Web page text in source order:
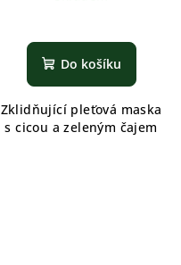
Do košíku
Zklidňující pleťová maska
s cicou a zeleným čajem